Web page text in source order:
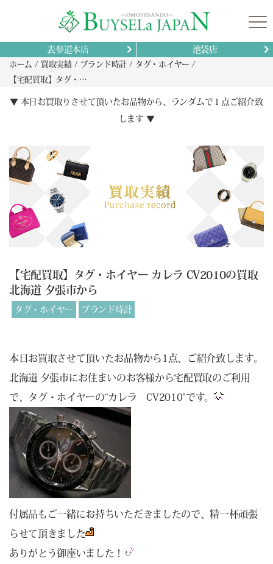
表参道本店 池袋店
ホーム 買取実績 ブランド時計
タグ・ホイヤー
【宅配買取】タグ・ホイヤー カレラ CV2010の買取 北海道 夕張市から
▼ 本日お買取りさせて頂いたお品物から、ランダムで１点ご紹介致
します ▼
【宅配買取】タグ・ホイヤー カレラ CV2010の買取
北海道 夕張市から
タグ・ホイヤー ブランド時計
本日お買取させて頂いたお品物から1点、ご紹介致します。
北海道 夕張市にお住まいのお客様から宅配買取のご利用
で、タグ・ホイヤーの“カレラ CV2010”です。
付属品もご一緒にお持ちいただきましたので、精一杯頑張
らせて頂きました
ありがとう御座いました！